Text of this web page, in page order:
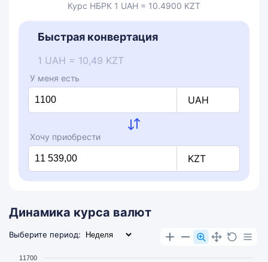
Курс НБРК 1 UAH = 10.4900 KZT
Быстрая конвертация
1 UAH = 10,49 KZT
У меня есть
UAH
Хочу приобрести
KZT
Динамика курса валют
Выберите период:
11700